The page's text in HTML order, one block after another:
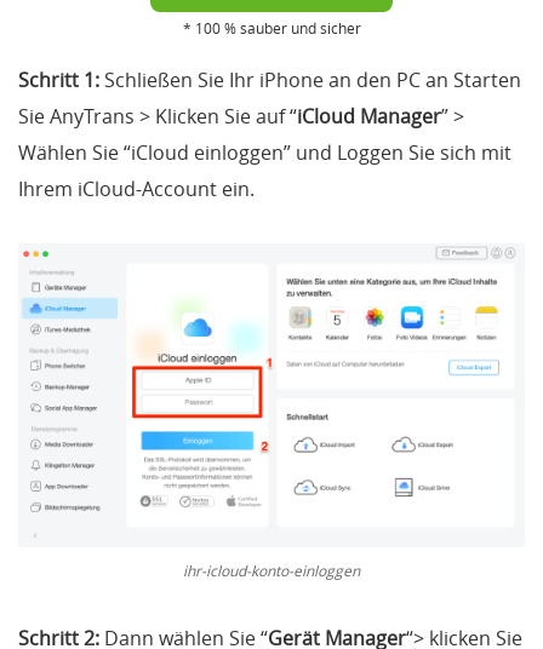
* 100 % sauber und sicher
Schritt 1: Schließen Sie Ihr iPhone an den PC an Starten
Sie AnyTrans > Klicken Sie auf “iCloud Manager” >
Wählen Sie “iCloud einloggen” und Loggen Sie sich mit
Ihrem iCloud-Account ein.
ihr-icloud-konto-einloggen
Schritt 2: Dann wählen Sie “Gerät Manager“> klicken Sie